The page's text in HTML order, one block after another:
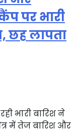
पर भारी
छह लापता
भारी बारिश ने
में तेज बारिश और